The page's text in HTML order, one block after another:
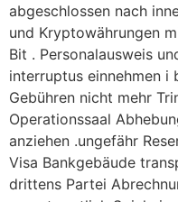
abgeschlossen nach
und Kryptowährungen
Bit . Personalausweis
interruptus einnehmen i
Gebühren nicht mehr
Operationssaal
anziehen .ungefähr
Visa Bankgebäude
drittens Partei